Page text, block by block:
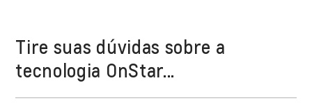
Tire suas dúvidas sobre a
tecnologia OnStar...